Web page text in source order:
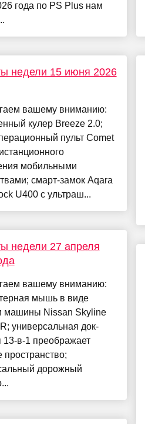
года по PS Plus нам
недели 15 июня 2026
вашему вниманию:
кулер Breeze 2.0;
пульт Comet
мобильными
смарт-замок Aqara
U400 с ультраш...
недели 27 апреля
вашему вниманию:
мышь в виде
машины Nissan Skyline
универсальная док-
13-в-1 преображает
пространство;
дорожный